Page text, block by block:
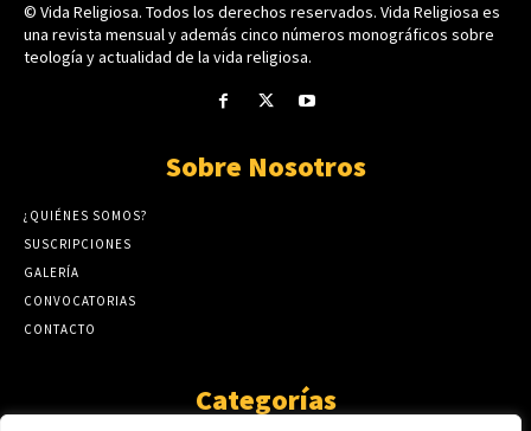
© Vida Religiosa. Todos los derechos reservados. Vida Religiosa es
una revista mensual y además cinco números monográficos sobre
teología y actualidad de la vida religiosa.
Sobre Nosotros
¿QUIÉNES SOMOS?
SUSCRIPCIONES
GALERÍA
CONVOCATORIAS
CONTACTO
Categorías